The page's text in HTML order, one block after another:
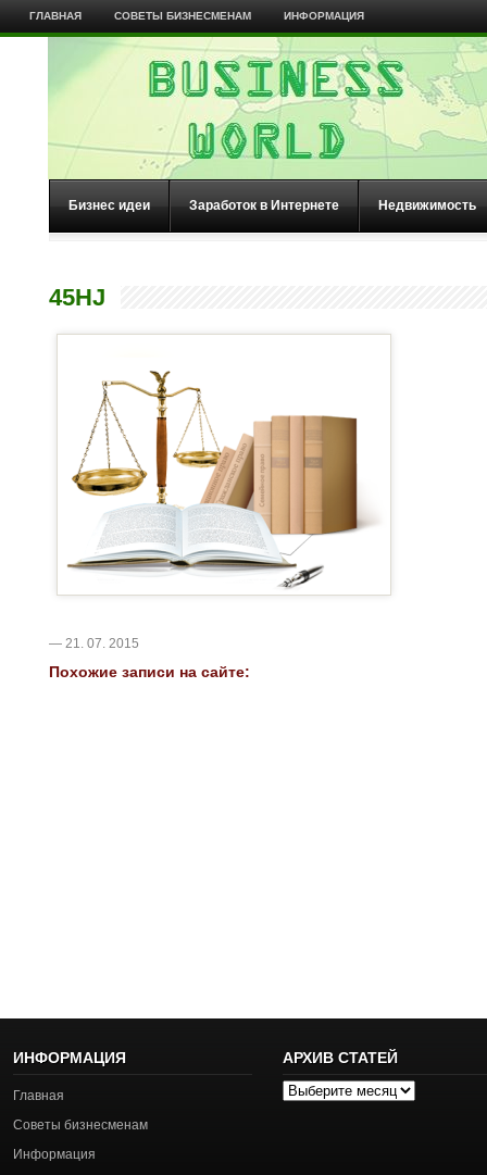
ГЛАВНАЯ СОВЕТЫ БИЗНЕСМЕНАМ ИНФОРМАЦИЯ
Бизнес идеи Заработок в Интернете Недвижимость
45HJ
— 21. 07. 2015
Похожие записи на сайте:
ИНФОРМАЦИЯ
Главная
Советы бизнесменам
Информация
АРХИВ СТАТЕЙ
Архив